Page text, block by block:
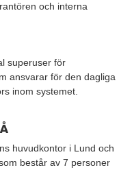
och interna
superuser för
ansvarar för den dagliga
inom systemet.
huvudkontor i Lund och
består av 7 personer